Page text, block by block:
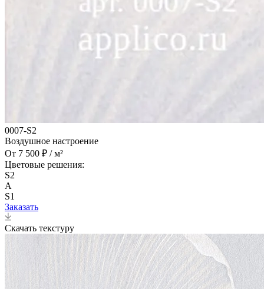
0007-S2
Воздушное настроение
От 7 500 ₽ / м²
Цветовые решения:
S2
A
S1
Заказать
Скачать текстуру